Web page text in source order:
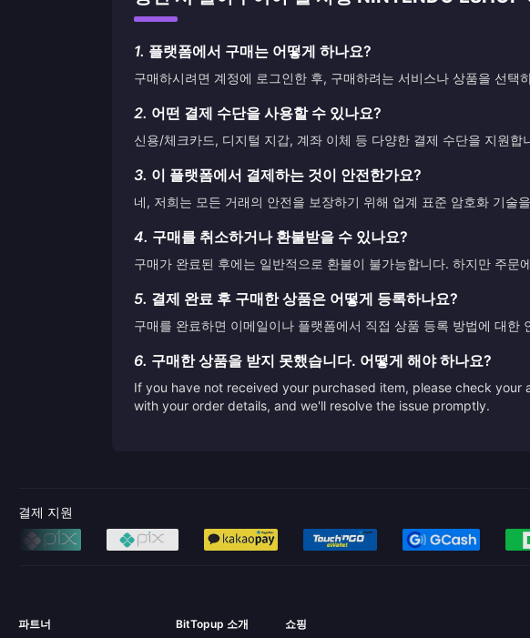
1. 플랫폼에서 구매는 어떻게 하나요?
구매하시려면 계정에 로그인한 후, 구매하려는 서비스나 상품을 선
2. 어떤 결제 수단을 사용할 수 있나요?
신용/체크카드, 디지털 지갑, 계좌 이체 등 다양한 결제 수단을 지원
3. 이 플랫폼에서 결제하는 것이 안전한가요?
네, 저희는 모든 거래의 안전을 보장하기 위해 업계 표준 암호화 기술
4. 구매를 취소하거나 환불받을 수 있나요?
구매가 완료된 후에는 일반적으로 환불이 불가능합니다. 하지만 주
5. 결제 완료 후 구매한 상품은 어떻게 등록하나요?
구매를 완료하면 이메일이나 플랫폼에서 직접 상품 등록 방법에 대
6. 구매한 상품을 받지 못했습니다. 어떻게 해야 하나요?
If you have not received your purchased item, please check
with your order details, and we'll resolve the issue promptly.
결제 지원
파트너 BitTopup 소개 쇼핑